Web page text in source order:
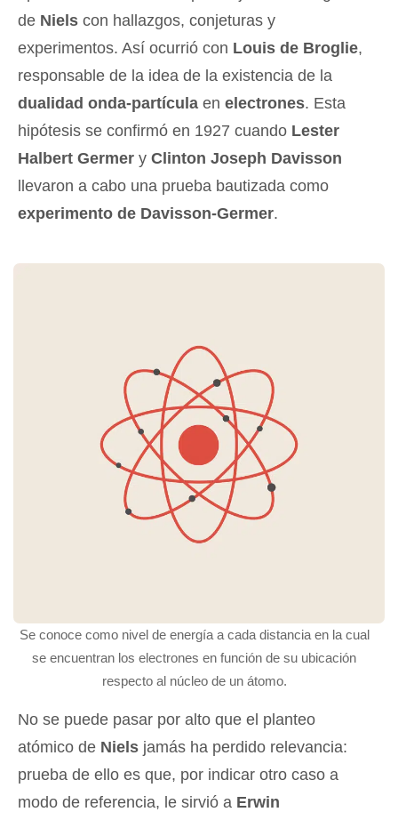
de Niels con hallazgos, conjeturas y
experimentos. Así ocurrió con Louis de Broglie,
responsable de la idea de la existencia de la
dualidad onda-partícula en electrones. Esta
hipótesis se confirmó en 1927 cuando Lester
Halbert Germer y Clinton Joseph Davisson
llevaron a cabo una prueba bautizada como
experimento de Davisson-Germer.
Se conoce como nivel de energía a cada distancia en la cual
se encuentran los electrones en función de su ubicación
respecto al núcleo de un átomo.
No se puede pasar por alto que el planteo
atómico de Niels jamás ha perdido relevancia:
prueba de ello es que, por indicar otro caso a
modo de referencia, le sirvió a Erwin